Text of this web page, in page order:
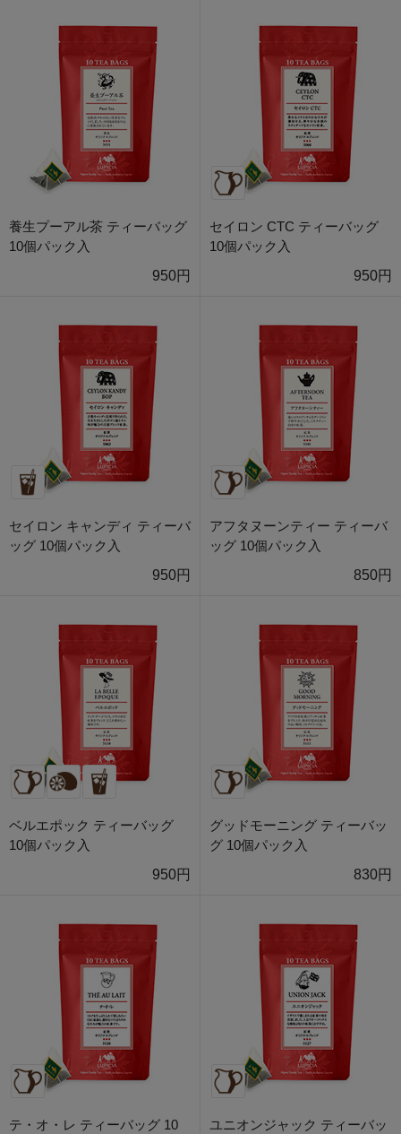
養生プーアル茶 ティーバッグ
10個パック入
950円
セイロン CTC ティーバッグ
10個パック入
950円
セイロン キャンディ ティーバ
ッグ 10個パック入
950円
アフタヌーンティー ティーバ
ッグ 10個パック入
850円
ベルエポック ティーバッグ
10個パック入
950円
グッドモーニング ティーバッ
グ 10個パック入
830円
テ・オ・レ ティーバッグ 10
ユニオンジャック ティーバッ